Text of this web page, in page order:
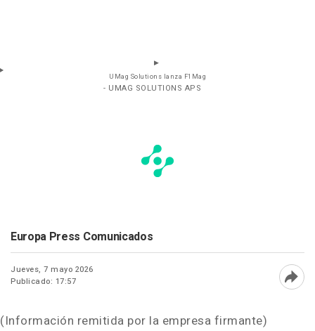
UMag Solutions lanza F1Mag
- UMAG SOLUTIONS APS
Europa Press Comunicados
Jueves, 7 mayo 2026
Publicado: 17:57
(Información remitida por la empresa firmante)